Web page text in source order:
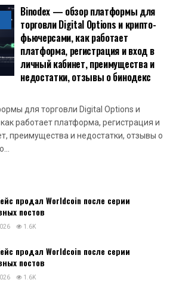
Binodex — обзор платформы для
торговли Digital Options и крипто-
фьючерсами, как работает
платформа, регистрация и вход в
личный кабинет, преимущества и
недостатки, отзывы о бинодекс
для торговли Digital Options и
работает платформа, регистрация и
преимущества и недостатки, отзывы о
продал Worldcoin после серии
постов
1.6K
продал Worldcoin после серии
постов
1.6K